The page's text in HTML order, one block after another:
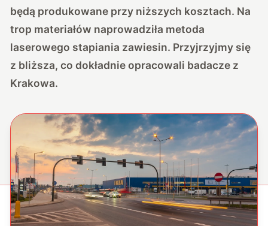
będą produkowane przy niższych kosztach. Na
trop materiałów naprowadziła metoda
laserowego stapiania zawiesin. Przyjrzyjmy się
z bliższa, co dokładnie opracowali badacze z
Krakowa.